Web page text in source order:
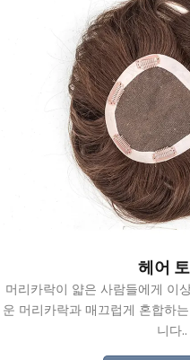
헤어
머리카락이 얇은 사람들에게 이
운 머리카락과 매끄럽게 혼합하
니다..